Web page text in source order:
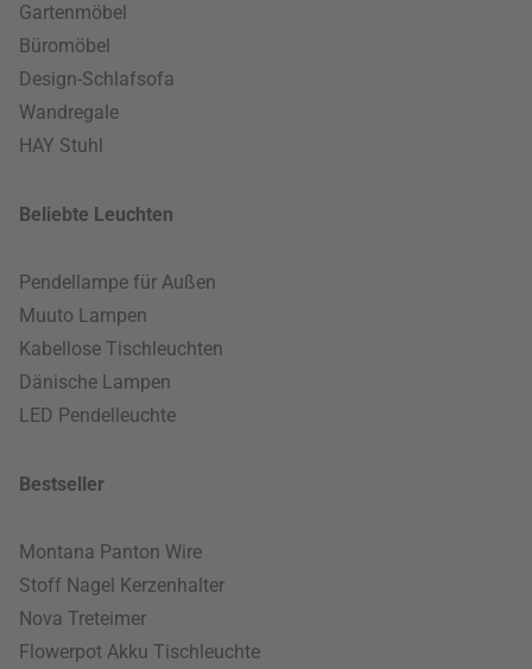
Gartenmöbel
Büromöbel
Design-Schlafsofa
Wandregale
HAY Stuhl
Beliebte Leuchten
Pendellampe für Außen
Muuto Lampen
Kabellose Tischleuchten
Dänische Lampen
LED Pendelleuchte
Bestseller
Montana Panton Wire
Stoff Nagel Kerzenhalter
Nova Treteimer
Flowerpot Akku Tischleuchte